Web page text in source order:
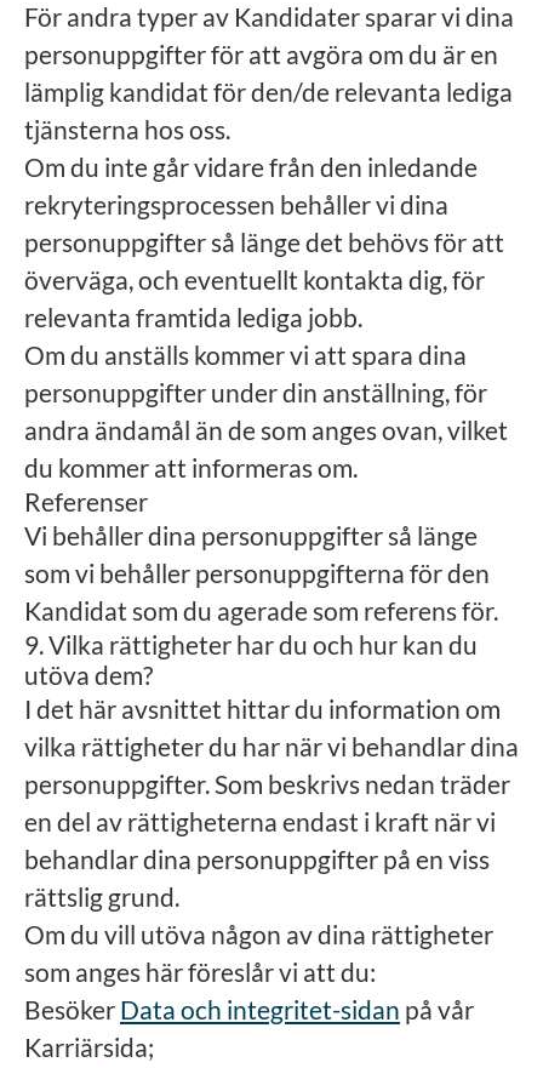
För andra typer av Kandidater sparar vi dina
personuppgifter för att avgöra om du är en
lämplig kandidat för den/de relevanta lediga
tjänsterna hos oss.
Om du inte går vidare från den inledande
rekryteringsprocessen behåller vi dina
personuppgifter så länge det behövs för att
överväga, och eventuellt kontakta dig, för
relevanta framtida lediga jobb.
Om du anställs kommer vi att spara dina
personuppgifter under din anställning, för
andra ändamål än de som anges ovan, vilket
du kommer att informeras om.
Referenser
Vi behåller dina personuppgifter så länge
som vi behåller personuppgifterna för den
Kandidat som du agerade som referens för.
9. Vilka rättigheter har du och hur kan du
utöva dem?
I det här avsnittet hittar du information om
vilka rättigheter du har när vi behandlar dina
personuppgifter. Som beskrivs nedan träder
en del av rättigheterna endast i kraft när vi
behandlar dina personuppgifter på en viss
rättslig grund.
Om du vill utöva någon av dina rättigheter
som anges här föreslår vi att du:
Besöker Data och integritet-sidan på vår
Karriärsida;